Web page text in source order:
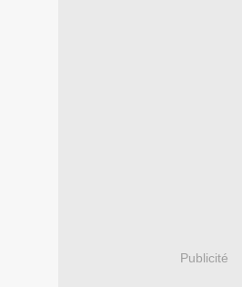
Publicité